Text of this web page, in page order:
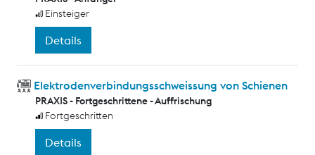
Einsteiger
Details
Elektrodenverbindungsschweissung von Schienen
PRAXIS - Fortgeschrittene - Auffrischung
Fortgeschritten
Details